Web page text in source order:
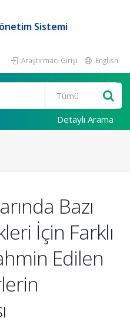
Sistemi
Araştırmacı Girişi English
Detaylı Arama
Bazı
İçin Farklı
Edilen